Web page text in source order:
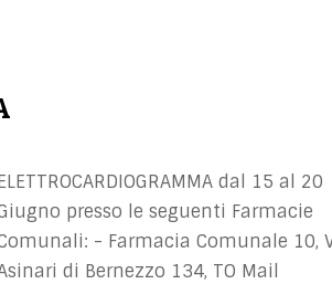
dal 15 al 20
presso le seguenti Farmacie
- Farmacia Comunale 10,
di Bernezzo 134, TO Mail